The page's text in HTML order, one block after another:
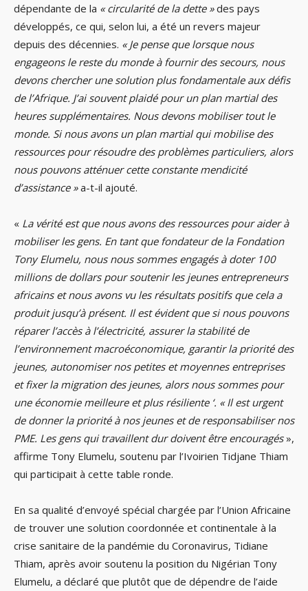
dépendante de la « circularité de la dette »des pays
développés, ce qui, selon lui, a été un revers majeur
depuis des décennies. « Je pense que lorsque nous
engageons le reste du monde à fournir des secours, nous
devons chercher une solution plus fondamentale aux défis
de l’Afrique. J’ai souvent plaidé pour un plan martial des
heures supplémentaires. Nous devons mobiliser tout le
monde. Si nous avons un plan martial qui mobilise des
ressources pour résoudre des problèmes particuliers, alors
nous pouvons atténuer cette constante mendicité
d’assistance »a-t-il ajouté.
« La vérité est que nous avons des ressources pour aider à
mobiliser les gens. En tant que fondateur de la Fondation
Tony Elumelu, nous nous sommes engagés à doter 100
millions de dollars pour soutenir les jeunes entrepreneurs
africains et nous avons vu les résultats positifs que cela a
produit jusqu’à présent. Il est évident que si nous pouvons
réparer l’accès à l’électricité, assurer la stabilité de
l’environnement macroéconomique, garantir la priorité des
jeunes, autonomiser nos petites et moyennes entreprises
et fixer la migration des jeunes, alors nous sommes pour
une économie meilleure et plus résiliente ‘. « Il est urgent
de donner la priorité à nos jeunes et de responsabiliser nos
PME. Les gens qui travaillent dur doivent être encouragés»,
affirme Tony Elumelu, soutenu par l’Ivoirien Tidjane Thiam
qui participait à cette table ronde.
En sa qualité d’envoyé spécial chargée par l’Union Africaine
de trouver une solution coordonnée et continentale à la
crise sanitaire de la pandémie du Coronavirus, Tidiane
Thiam, après avoir soutenu la position du Nigérian Tony
Elumelu, a déclaré que plutôt que de dépendre de l’aide